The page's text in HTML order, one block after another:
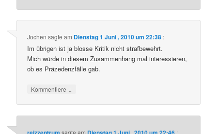
Jochen sagte am Dienstag 1 Juni , 2010 um 22:38 :
Im übrigen ist ja blosse Kritik nicht strafbewehrt.
Mich würde in diesem Zusammenhang mal interessieren,
ob es Präzedenzfälle gab.
Kommentiere ↓
sagte am :